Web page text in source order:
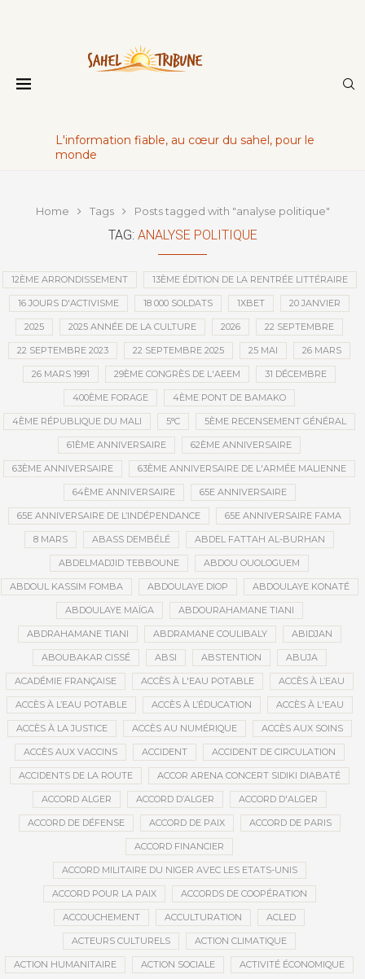
L'information fiable, au cœur du sahel, pour le
monde
Home Tags Posts tagged with "analyse politique"
TAG: ANALYSE POLITIQUE
12ÈME ARRONDISSEMENT 13ÈME ÉDITION DE LA RENTRÉE LITTÉRAIRE
16 JOURS D'ACTIVISME 18 000 SOLDATS 1XBET 20 JANVIER
2025 2025 ANNÉE DE LA CULTURE 2026 22 SEPTEMBRE
22 SEPTEMBRE 2023 22 SEPTEMBRE 2025 25 MAI 26 MARS
26 MARS 1991 29ÈME CONGRÈS DE L'AEEM 31 DÉCEMBRE
400ÈME FORAGE 4ÈME PONT DE BAMAKO
4ÈME RÉPUBLIQUE DU MALI 5°C 5ÈME RECENSEMENT GÉNÉRAL
61ÈME ANNIVERSAIRE 62ÈME ANNIVERSAIRE
63ÈME ANNIVERSAIRE 63ÈME ANNIVERSAIRE DE L'ARMÉE MALIENNE
64ÈME ANNIVERSAIRE 65E ANNIVERSAIRE
65E ANNIVERSAIRE DE L’INDÉPENDANCE 65E ANNIVERSAIRE FAMA
8 MARS ABASS DEMBÉLÉ ABDEL FATTAH AL-BURHAN
ABDELMADJID TEBBOUNE ABDOU OUOLOGUEM
ABDOUL KASSIM FOMBA ABDOULAYE DIOP ABDOULAYE KONATÉ
ABDOULAYE MAÏGA ABDOURAHAMANE TIANI
ABDRAHAMANE TIANI ABDRAMANE COULIBALY ABIDJAN
ABOUBAKAR CISSÉ ABSI ABSTENTION ABUJA
ACADÉMIE FRANÇAISE ACCÈS À L'EAU POTABLE ACCÈS À L’EAU
ACCÈS À L’EAU POTABLE ACCÈS À L’ÉDUCATION ACCÈS À L'EAU
ACCÈS À LA JUSTICE ACCÈS AU NUMÉRIQUE ACCÈS AUX SOINS
ACCÈS AUX VACCINS ACCIDENT ACCIDENT DE CIRCULATION
ACCIDENTS DE LA ROUTE ACCOR ARENA CONCERT SIDIKI DIABATÉ
ACCORD ALGER ACCORD D’ALGER ACCORD D'ALGER
ACCORD DE DÉFENSE ACCORD DE PAIX ACCORD DE PARIS
ACCORD FINANCIER
ACCORD MILITAIRE DU NIGER AVEC LES ETATS-UNIS
ACCORD POUR LA PAIX ACCORDS DE COOPÉRATION
ACCOUCHEMENT ACCULTURATION ACLED
ACTEURS CULTURELS ACTION CLIMATIQUE
ACTION HUMANITAIRE ACTION SOCIALE ACTIVITÉ ÉCONOMIQUE